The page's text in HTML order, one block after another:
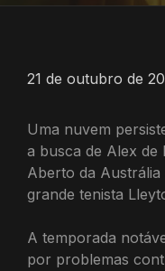
21 de outubro de
Uma nuvem
a busca de Alex
Aberto da
grande tenista
A temporada
por problemas